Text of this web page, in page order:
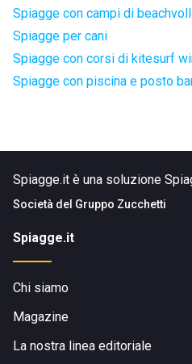
Spiagge con campi di
Spiagge per cani
Spiagge con corsi di kitesurf
Spiagge con piscina e posto
Spiagge.it è una soluzione
Società del Gruppo Zucchetti
Spiagge.it
Chi siamo
Magazine
La nostra linea editoriale